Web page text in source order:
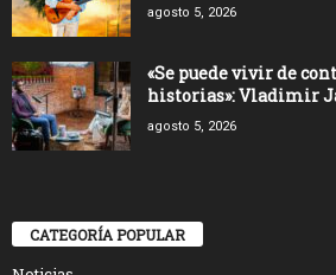
agosto 5, 2026
«Se puede vivir de
historias»: Vladimir
agosto 5, 2026
CATEGORÍA POPULAR